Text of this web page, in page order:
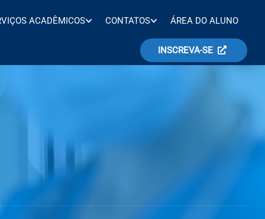
ACADÊMICOS CONTATOS ÁREA DO ALUNO
INSCREVA-SE